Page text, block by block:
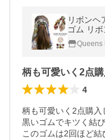
リボンヘ
ゴム リ
ュシュ
パー 在
Queens
4
柄も可愛いく2点購入
黒いゴムでキツく結び
このゴムは2回ほど結